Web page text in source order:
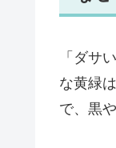
「ダサ
な黄緑
で、黒